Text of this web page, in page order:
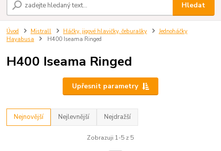
Hledat
Úvod Mistrall Háčky, jigové hlavičky, čeburašky
Jednoháčky
Hayabusa
H400 Iseama Ringed
H400 Iseama Ringed
Upřesnit parametry
Nejnovější Nejlevnější Nejdražší
Zobrazuji 1-5 z 5